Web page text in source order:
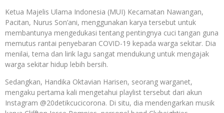
Ketua Majelis Ulama Indonesia (MUI) Kecamatan Nawangan,
Pacitan, Nurus Son’ani, menggunakan karya tersebut untuk
membantunya mengedukasi tentang pentingnya cuci tangan guna
memutus rantai penyebaran COVID-19 kepada warga sekitar. Dia
menilai, tema dan lirik lagu sangat mendukung untuk mengajak
warga sekitar hidup lebih bersih.
Sedangkan, Handika Oktavian Harisen, seorang warganet,
mengaku pertama kali mengetahui playlist tersebut dari akun
Instagram @20detikcucicorona. Di situ, dia mendengarkan musik